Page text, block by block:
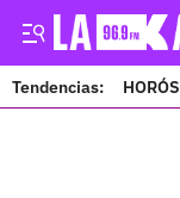
Tendencias: